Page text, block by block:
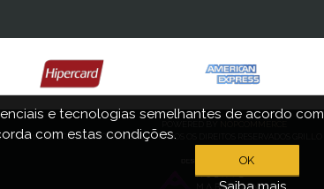
© 2016-2021 GRILLO HOME DECOR - TODOS OS DIREITOS RESERVADOS
e tecnologias semelhantes de acordo
com estas condições.
OK